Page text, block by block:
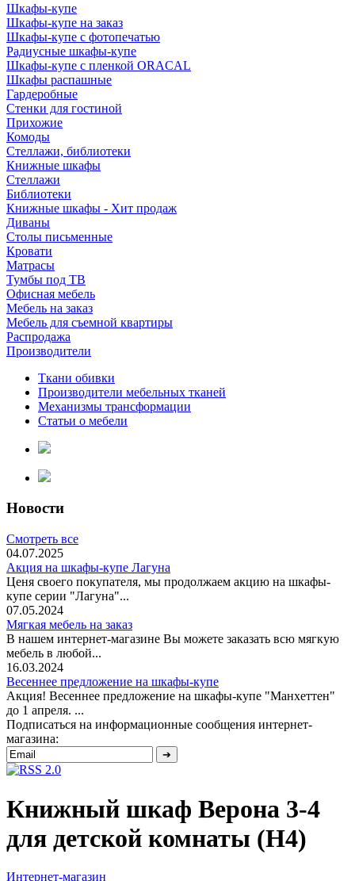
Шкафы-купе
Шкафы-купе на заказ
Шкафы-купе с фотопечатью
Радиусные шкафы-купе
Шкафы-купе с пленкой ORACAL
Шкафы распашные
Гардеробные
Стенки для гостиной
Прихожие
Комоды
Стеллажи, библиотеки
Книжные шкафы
Стеллажи
Библиотеки
Книжные шкафы - Хит продаж
Диваны
Столы письменные
Кровати
Матрасы
Тумбы под ТВ
Офисная мебель
Мебель на заказ
Мебель для съемной квартиры
Распродажа
Производители
Ткани обивки
Производители мебельных тканей
Механизмы трансформации
Статьи о мебели
Новости
Смотреть все
04.07.2025
Акция на шкафы-купе Лагуна
Ценя своего покупателя, мы продолжаем акцию на шкафы-
купе серии "Лагуна"...
07.05.2024
Мягкая мебель на заказ
В нашем интернет-магазине Вы можете заказать всю мягкую
мебель в любой...
16.03.2024
Весеннее предложение на шкафы-купе
Акция! Весеннее предложение на шкафы-купе "Манхеттен"
до 1 апреля. ...
Подписаться на информационные сообщения интернет-
магазина:
Книжный шкаф Верона 3-4
для детской комнаты (Н4)
Интернет-магазин